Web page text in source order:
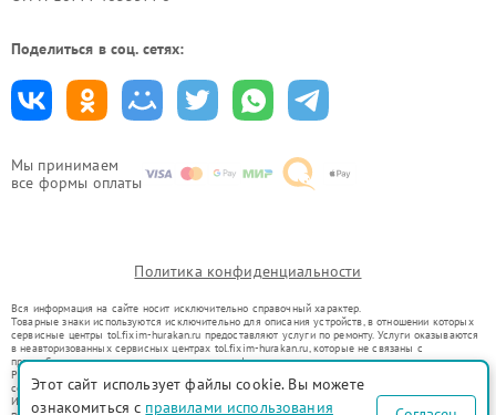
Мы принимаем
все формы оплаты
Поделиться в соц. сетях:
Политика конфиденциальности
Вся информация на сайте носит исключительно справочный характер.
Товарные знаки используются исключительно для описания устройств, в отношении которых
сервисные центры tol.fixim-hurakan.ru предоставляют услуги по ремонту. Услуги оказываются
в неавторизованных сервисных центрах tol.fixim-hurakan.ru, которые не связаны с
правообладателями товарных знаков или их официальными представителями.
Ремонт осуществляется для устройств, уже введенных в гражданский оборот в соответствии
со статьей 1487 ГК РФ.
Использование товарных знаков не преследует цели индивидуализации услуг или введения
Этот сайт использует файлы cookie. Вы можете
ознакомиться с правилами использования